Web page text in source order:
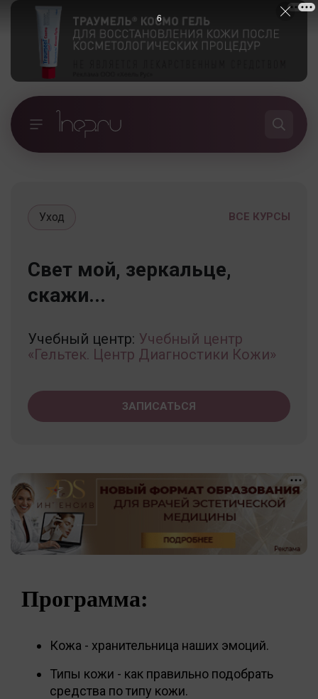
ВСЕ КУРСЫ
Уход
Свет мой, зеркальце,
скажи...
Учебный центр: Учебный центр
«Гельтек. Центр Диагностики Кожи»
ЗАПИСАТЬСЯ
Программа:
Кожа - хранительница наших эмоций.
Типы кожи - как правильно подобрать
средства по типу кожи.
5